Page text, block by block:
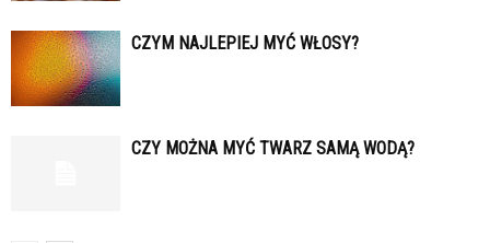
CZYM NAJLEPIEJ MYĆ WŁOSY?
CZY MOŻNA MYĆ TWARZ SAMĄ WODĄ?